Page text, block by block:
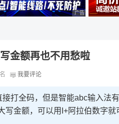
选择 广告 商业广告，
金额再也不用愁啦
我要评论
打全码，但是智能abc输入法
写金额，可以用I+阿拉伯数字